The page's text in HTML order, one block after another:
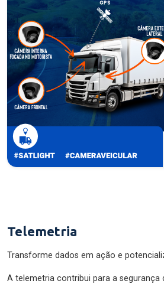
Telemetria
Transforme dados em ação e
A telemetria contribui para a segurança